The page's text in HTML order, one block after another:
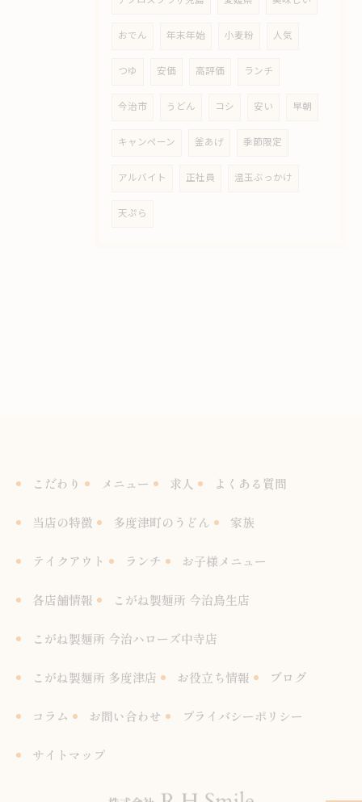
おでん 年末年始 小麦粉 人気
つゆ 安価 高評価 ランチ
今治市 うどん コシ 安い 早朝
キャンペーン 釜あげ 季節限定
アルバイト 正社員 温玉ぶっかけ
天ぷら
こだわり メニュー 求人 よくある質問
当店の特徴 多度津町のうどん 家族
テイクアウト ランチ お子様メニュー
各店舗情報 こがね製麺所 今治鳥生店
こがね製麺所 今治ハローズ中寺店
こがね製麺所 多度津店 お役立ち情報 ブログ
コラム お問い合わせ プライバシーポリシー
サイトマップ